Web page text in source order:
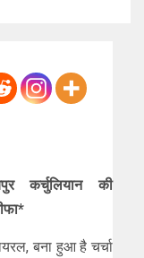
कर्चुलियान की
बना हुआ है चर्चा